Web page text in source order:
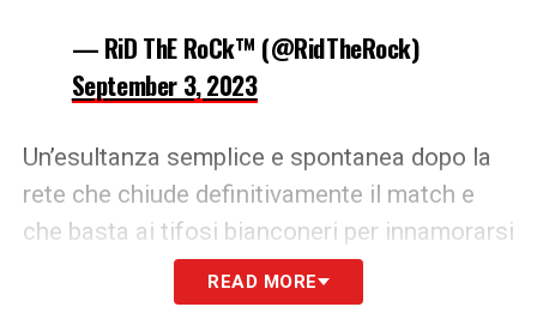
— RiD ThE RoCk™️ (@RidTheRock)
September 3, 2023
Un’esultanza semplice e spontanea dopo la
rete che chiude definitivamente il match e
che basta ai tifosi bianconeri per innamorarsi
ancora di più del numero 6.
READ MORE